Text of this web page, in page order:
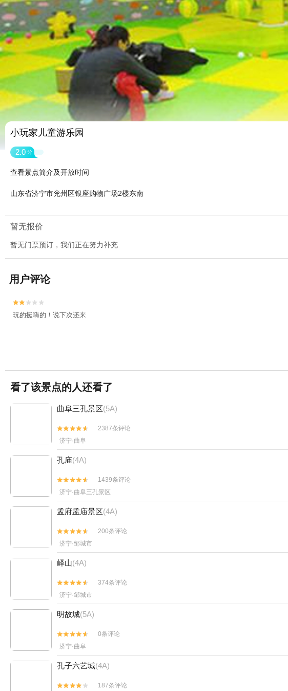
小玩家儿童游乐园
2.0 分
查看景点简介及开放时间
山东省济宁市兖州区银座购物广场2楼东南
暂无报价
暂无门票预订，我们正在努力补充
用户评论


玩的挺嗨的！说下次还来
看了该景点的人还看了
曲阜三孔景区(5A)


2387条评论
济宁·曲阜
孔庙(4A)


1439条评论
济宁·曲阜三孔景区
孟府孟庙景区(4A)


200条评论
济宁·邹城市
峄山(4A)


374条评论
济宁·邹城市
明故城(5A)


0条评论
济宁·曲阜
孔子六艺城(4A)

 187条评论